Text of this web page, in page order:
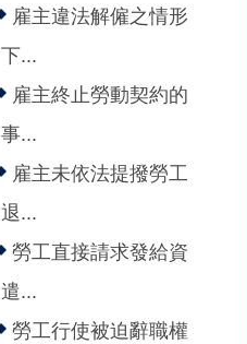
雇主違法解僱之情形
下...
雇主終止勞動契約的
事...
雇主未依法提撥勞工
退...
勞工直接請求發給資
遣...
勞工行使被迫辭職權